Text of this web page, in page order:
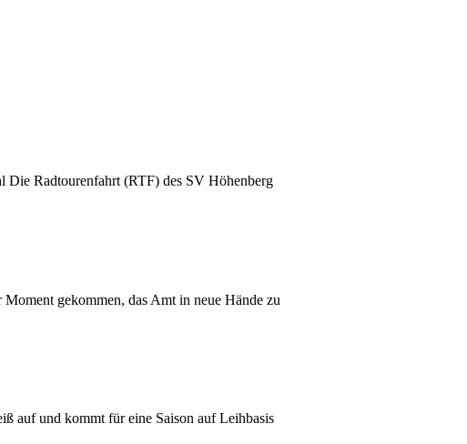
Die Radtourenfahrt (RTF) des SV Höhenberg
gekommen, das Amt in neue Hände zu
auf und kommt für eine Saison auf Leihbasis